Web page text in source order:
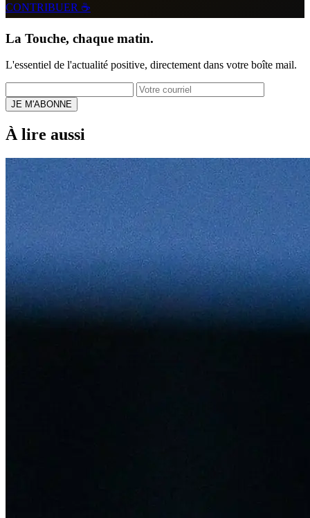
CONTRIBUER ☕
La Touche, chaque matin.
L'essentiel de l'actualité positive, directement dans votre boîte mail.
JE M'ABONNE
À lire aussi